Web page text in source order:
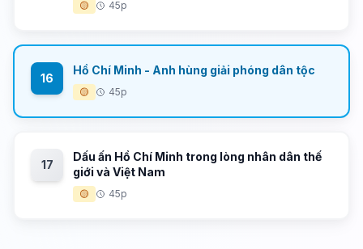
🟡 45p
16
Hồ Chí Minh - Anh hùng giải phóng dân tộc
🟡 45p
17
Dấu ấn Hồ Chí Minh trong lòng nhân dân thế
giới và Việt Nam
🟡 45p